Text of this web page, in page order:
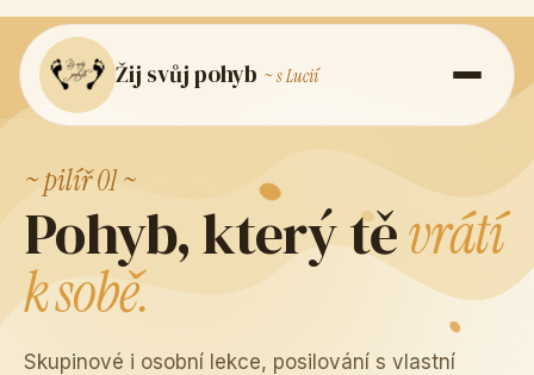
Žij svůj pohyb ~ s Lucií
~ pilíř 01 ~
Pohyb, který těvrátí
k sobě.
Skupinové i osobní lekce, posilování s vlastní